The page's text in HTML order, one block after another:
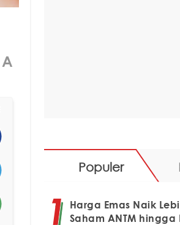
A
Populer
Harga Emas Naik
Saham ANTM hingga